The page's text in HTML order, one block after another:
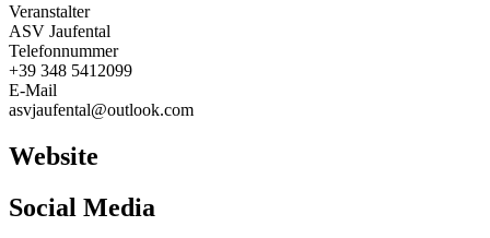
Veranstalter
ASV Jaufental
Telefonnummer
+39 348 5412099
E-Mail
asvjaufental@outlook.com
Website
Social Media